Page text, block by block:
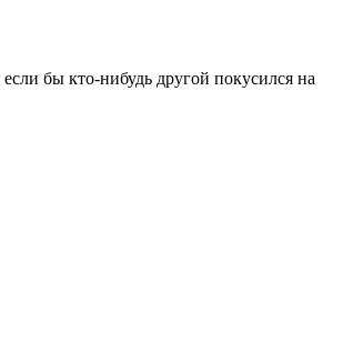
бы кто-нибудь другой покусился на